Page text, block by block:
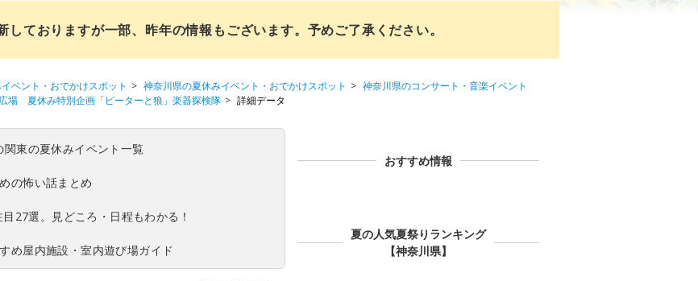
しておりますが一部、昨年の情報もございます。予めご了承ください。
ベント・おでかけスポット 神奈川県の夏休みイベント・おでかけスポット
神奈川県のコンサート・音楽イベント
場 夏休み特別企画「ピーターと狼」楽器探検隊
詳細データ
東の夏休みイベント一覧
の怖い話まとめ
27選。見どころ・日程もわかる！
め屋内施設・室内遊び場ガイド
おすすめ情報
夏の人気夏祭りランキング
【神奈川県】